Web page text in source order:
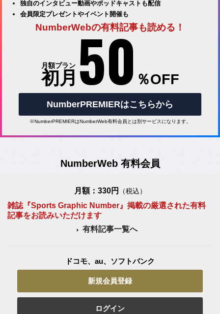
独自のインタビュー動画やポッドキャストも配信
会員限定プレゼントやイベント開催も
NumberWebの有料記事も読める！
月額プラン
初月 50 ％OFF
NumberPREMIERはこちらから
※NumberPREMIERはNumberWeb有料会員とは別サービスになります。
NumberWeb 有料会員
月額：330円 （税込）
雑誌『Sports Graphic Number』掲載の厳選された有料
記事をお読みいただけます
有料記事一覧へ
ドコモ、au、ソフトバンク
新規会員登録
ログイン